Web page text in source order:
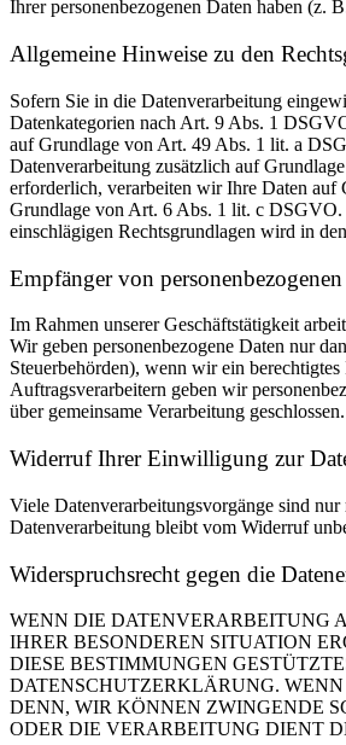
Ihrer personenbezogenen Daten haben (z.
Allgemeine Hinweise zu den
Sofern Sie in die Datenverarbeitung
Datenkategorien nach Art. 9 Abs. 1
auf Grundlage von Art. 49 Abs. 1 lit. a
Datenverarbeitung zusätzlich auf
erforderlich, verarbeiten wir Ihre Daten
Grundlage von Art. 6 Abs. 1 lit. c DSGVO.
einschlägigen Rechtsgrundlagen wird in
Empfänger von
Im Rahmen unserer Geschäftstätigkeit
Wir geben personenbezogene Daten nur
Steuerbehörden), wenn wir ein
Auftragsverarbeitern geben wir
über gemeinsame Verarbeitung geschlossen.
Widerruf Ihrer Einwilligung zur
Viele Datenverarbeitungsvorgänge sind
Datenverarbeitung bleibt vom Widerruf
Widerspruchsrecht gegen die
WENN DIE DATENVERARBEITUNG
IHRER BESONDEREN SITUATION
DIESE BESTIMMUNGEN
DATENSCHUTZERKLÄRUNG.
DENN, WIR KÖNNEN ZWINGENDE
ODER DIE VERARBEITUNG DIENT